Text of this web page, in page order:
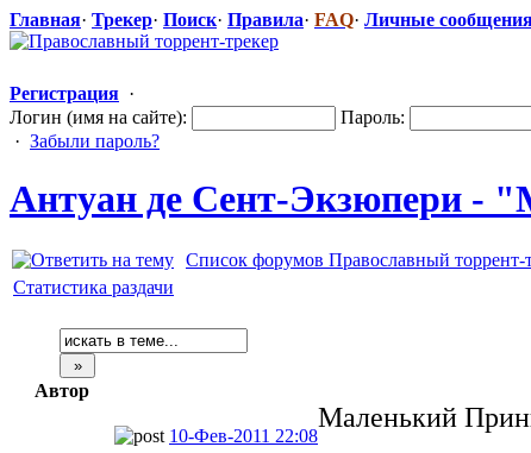
Главная· Трекер· Поиск· Правила· FAQ· Личные
Регистрация ·
Логин (имя на сайте):
Пароль:
· Забыли пароль?
Антуан де Сент-Экзюпер​и -
Список форумов Православный торрент-
Статистика раздачи
Автор
10-Фев-2011 22:08
Маленький